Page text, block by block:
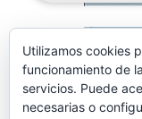
Utilizamos cookies
funcionamiento de
servicios. Puede
necesarias o